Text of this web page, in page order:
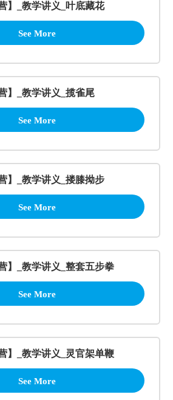
】_教学讲义_叶底藏花
See More
】_教学讲义_揽雀尾
See More
】_教学讲义_搂膝拗步
See More
】_教学讲义_整套五步拳
See More
】_教学讲义_灵官架单鞭
See More